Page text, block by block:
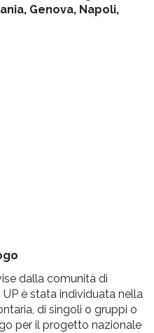
Genova, Napoli,
dalla comunità di
è stata individuata nella
di singoli o gruppi o
per il progetto nazionale